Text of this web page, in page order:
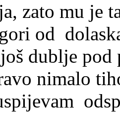
zato mu je
od
dublje
nimalo